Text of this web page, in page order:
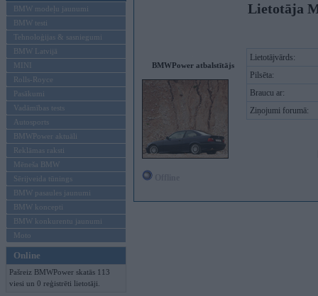
BMW modeļu jaunumi
BMW testi
Tehnoloģijas & sasniegumi
BMW Latvijā
MINI
Rolls-Royce
Pasākumi
Vadāmības tests
Autosports
BMWPower aktuāli
Reklāmas raksti
Mēneša BMW
Sērijveida tūnings
BMW pasaules jaunumi
BMW koncepti
BMW konkurentu jaunumi
Moto
Online
Pašreiz BMWPower skatās 113
viesi un 0 reģistrēti lietotāji.
Lietotāja
BMWPower atbalstītājs
Lietotājvārds:
Pilsēta:
Braucu ar:
Ziņojumi forumā: